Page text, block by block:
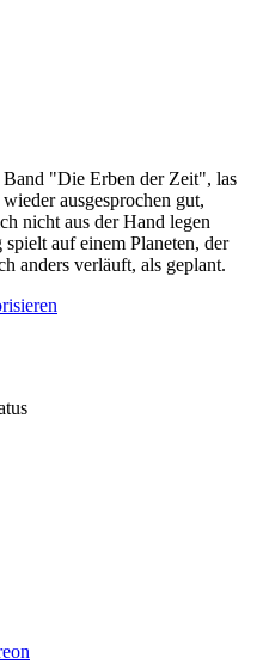
"Die Erben der Zeit", las
ausgesprochen gut,
nicht aus der Hand legen
auf einem Planeten, der
anders verläuft, als geplant.